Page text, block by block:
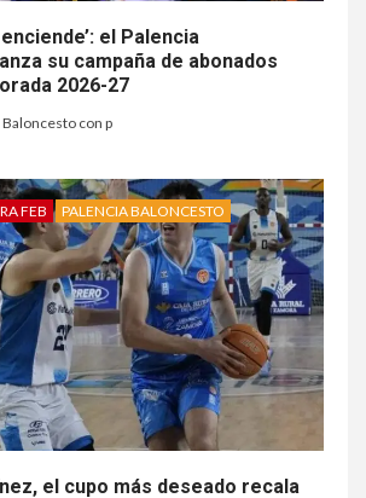
el Palencia
su campaña de abonados
2026-27
Baloncesto con p
FEB PALENCIA BALONCESTO
el cupo más deseado recala